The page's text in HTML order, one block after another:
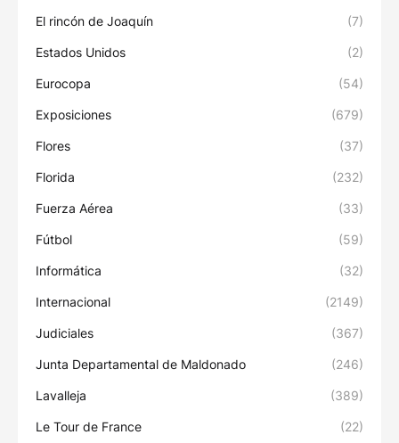
El rincón de Joaquín (7)
Estados Unidos (2)
Eurocopa (54)
Exposiciones (679)
Flores (37)
Florida (232)
Fuerza Aérea (33)
Fútbol (59)
Informática (32)
Internacional (2149)
Judiciales (367)
Junta Departamental de Maldonado (246)
Lavalleja (389)
Le Tour de France (22)